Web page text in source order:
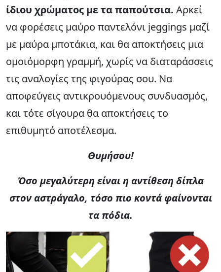
ίδιου χρώματος με τα παπούτσια. Αρκεί
να φορέσεις μαύρο παντελόνι jeggings μαζί
με μαύρα μποτάκια, και θα αποκτήσεις μια
ομοιόμορφη γραμμή, χωρίς να διαταράσσεις
τις αναλογίες της φιγούρας σου. Να
αποφεύγεις αντικρουόμενους συνδυασμός,
και τότε σίγουρα θα αποκτήσεις το
επιθυμητό αποτέλεσμα.
Θυμήσου!
Όσο μεγαλύτερη είναι η αντίθεση δίπλα
στον αστράγαλο, τόσο πιο κοντά φαίνονται
τα πόδια.